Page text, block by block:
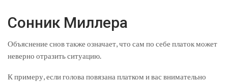
Сонник Миллера
Объяснение снов также означает, что сам по себе платок может
неверно отразить ситуацию.
К примеру, если голова повязана платком и вас внимательно